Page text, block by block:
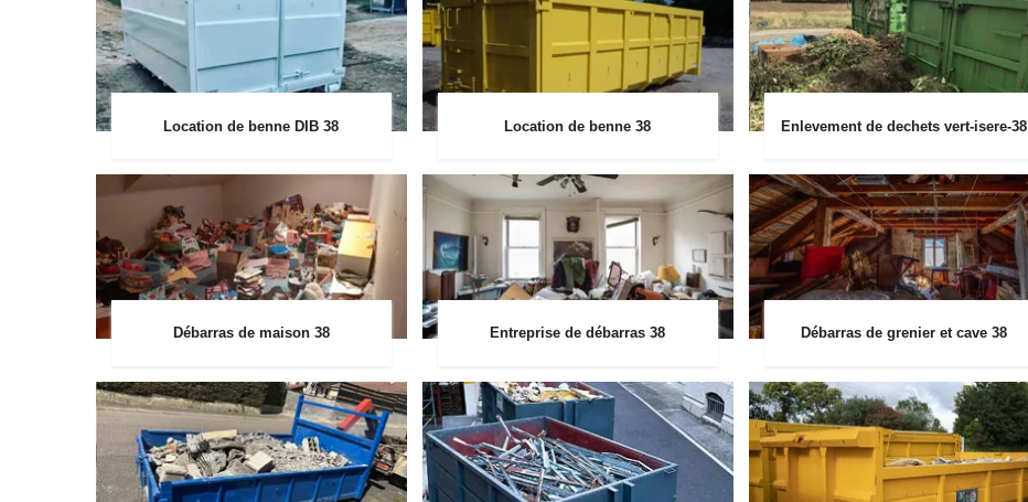
Location de benne DIB 38 Location de benne 38 Enlevement de dechets vert-isere-38
Débarras de maison 38 Entreprise de débarras 38 Débarras de grenier et cave 38